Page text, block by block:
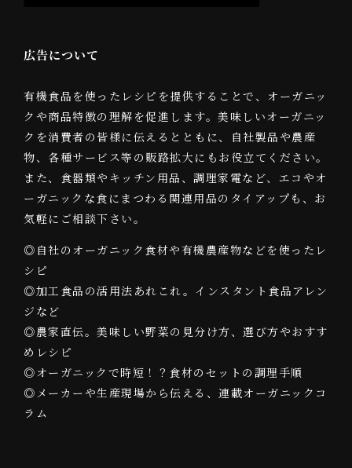
広告について
有機食品を使ったレシピを提供することで、オーガニッ
クや商品特徴の理解を促進します。美味しいオーガニッ
クを消費者の皆様に伝えるとともに、自社製品や農産
物、各種サービス等の販路拡大にもお役立てください。
また、食器類やキッチン用品、調理家電など、エコやオ
ーガニックな食にまつわる関連用品のタイアップも、お
気軽にご相談下さい。
◎自社のオーガニック食材や有機農産物などを使ったレ
シピ
◎加工食品の活用法あれこれ。インスタント食品アレン
ジなど
◎農家直伝。美味しい野菜の見分け方、選び方やおすす
めレシピ
◎オーガニックで時短！？食材のセットの調理手順
◎メーカーや生産現場から伝える、連載オーガニックコ
ラム